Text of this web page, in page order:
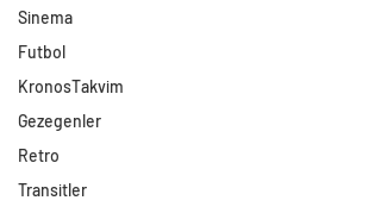
Sinema
Futbol
KronosTakvim
Gezegenler
Retro
Transitler